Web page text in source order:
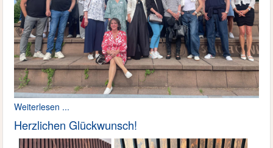
Weiterlesen ...
Herzlichen Glückwunsch!